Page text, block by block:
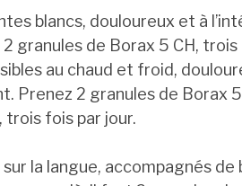
blancs, douloureux et à
granules de Borax 5 CH, trois
au chaud et froid,
Prenez 2 granules de Borax 5
trois fois par jour.
la langue, accompagnés de